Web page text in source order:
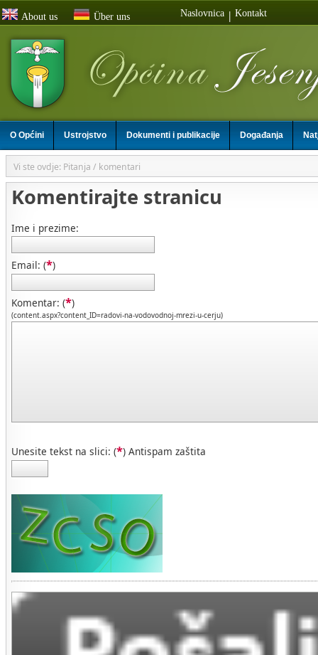
About us Über uns Naslovnica | Kontakt
O Općini Ustrojstvo Dokumenti i publikacije Događanja
Vi ste ovdje: Pitanja / komentari
Komentirajte stranicu
Ime i prezime:
Email: (*)
Komentar: (*)
(content.aspx?content_ID=radovi-na-vodovodnoj-mrezi-u-cerju)
Unesite tekst na slici: (*) Antispam zaštita